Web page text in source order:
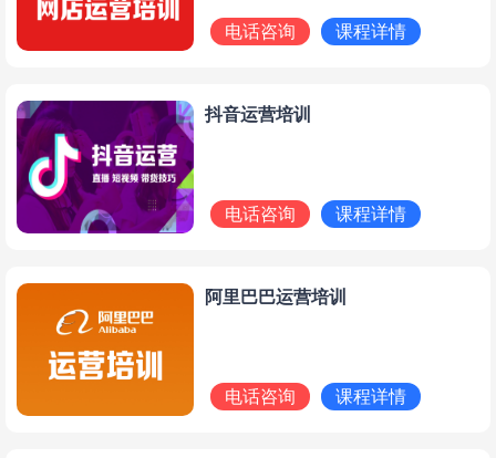
电话咨询 课程详情
抖音运营培训
电话咨询 课程详情
阿里巴巴运营培训
电话咨询 课程详情